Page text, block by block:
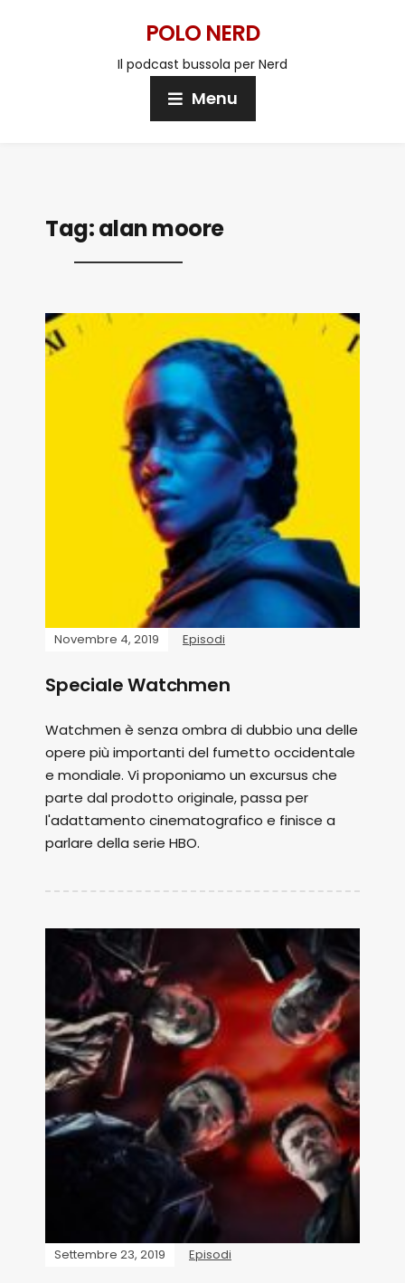
POLO NERD
Il podcast bussola per Nerd
Menu
Tag:alan moore
Novembre 4, 2019 Episodi
Speciale Watchmen
Watchmen è senza ombra di dubbio una delle
opere più importanti del fumetto occidentale
e mondiale. Vi proponiamo un excursus che
parte dal prodotto originale, passa per
l'adattamento cinematografico e finisce a
parlare della serie HBO.
Settembre 23, 2019 Episodi